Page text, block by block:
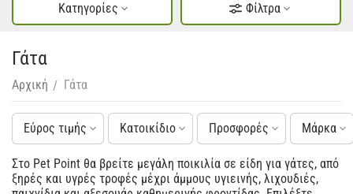
Κατηγορίες Φίλτρα
Γάτα
Αρχική / Γάτα
Εύρος τιμής Κατοικίδιο Προσφορές Μάρκα
Στο Pet Point θα βρείτε μεγάλη ποικιλία σε είδη για γάτες, από
ξηρές και υγρές τροφές μέχρι άμμους υγιεινής, λιχουδιές,